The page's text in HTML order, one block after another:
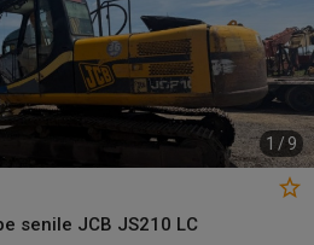
1 / 9
senile JCB JS210 LC